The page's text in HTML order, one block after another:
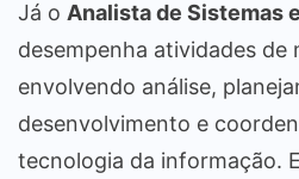
Já o Analista de Sistemas
desempenha atividades de
envolvendo análise,
desenvolvimento e
tecnologia da informação.